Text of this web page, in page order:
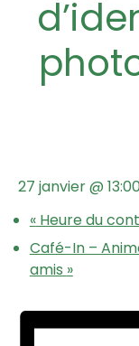
27 janvier @
«Heure du
Café-In –
amis »